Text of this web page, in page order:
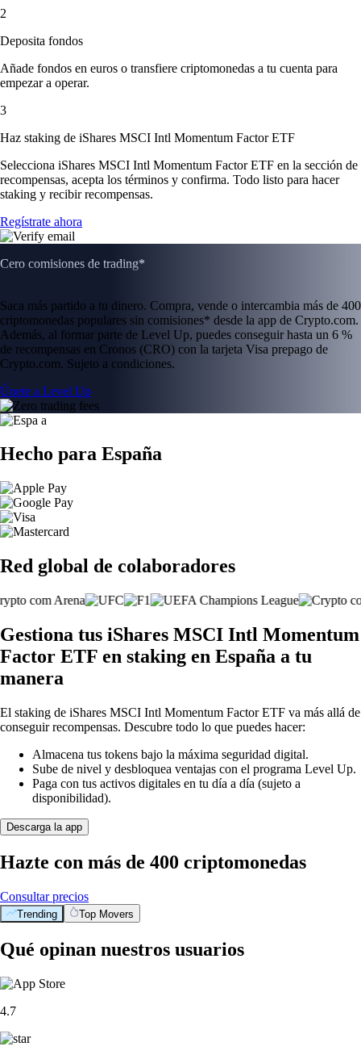
2
Deposita fondos
Añade fondos en euros o transfiere criptomonedas a tu cuenta para
empezar a operar.
3
Haz staking de iShares MSCI Intl Momentum Factor ETF
Selecciona iShares MSCI Intl Momentum Factor ETF en la sección de
recompensas, acepta los términos y confirma. Todo listo para hacer
staking y recibir recompensas.
Regístrate ahora
Cero comisiones de trading*
Saca más partido a tu dinero. Compra, vende o intercambia más de 400
criptomonedas populares sin comisiones* desde la app de Crypto.com.
Además, al formar parte de Level Up, puedes conseguir hasta un 6 %
de recompensas en Cronos (CRO) con la tarjeta Visa prepago de
Crypto.com. Sujeto a condiciones.
Únete a Level Up
Hecho para España
Red global de colaboradores
Gestiona tus iShares MSCI Intl Momentum
Factor ETF en staking en España a tu
manera
El staking de iShares MSCI Intl Momentum Factor ETF va más allá de
conseguir recompensas. Descubre todo lo que puedes hacer:
Almacena tus tokens bajo la máxima seguridad digital.
Sube de nivel y desbloquea ventajas con el programa Level Up.
Paga con tus activos digitales en tu día a día (sujeto a
disponibilidad).
Descarga la app
Hazte con más de 400 criptomonedas
Consultar precios
Trending Top Movers
Qué opinan nuestros usuarios
4.7